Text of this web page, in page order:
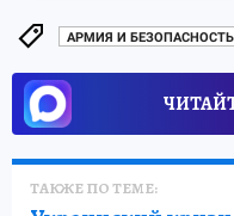
АРМИЯ И БЕЗОПАСНОСТЬ
ТАКЖЕ ПО ТЕМЕ: